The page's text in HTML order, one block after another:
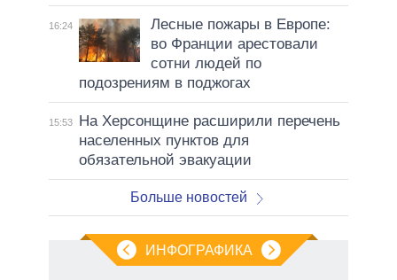
16:24
Лесные пожары в Европе:
во Франции арестовали
сотни людей по
подозрениям в поджогах
15:53
На Херсонщине расширили перечень
населенных пунктов для
обязательной эвакуации
Больше новостей
ИНФОГРАФИКА